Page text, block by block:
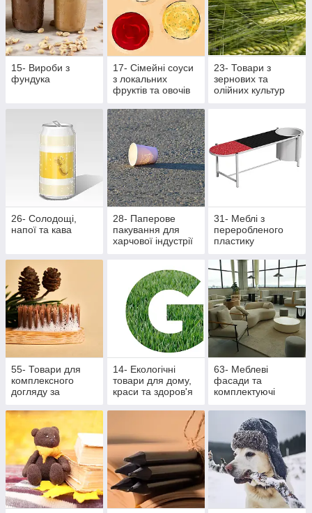
15- Вироби з
фундука
17- Сімейні соуси
з локальних
фруктів та овочів
23- Товари з
зернових та
олійних культур
26- Солодощі,
напої та кава
28- Паперове
пакування для
харчової індустрії
31- Меблі з
переробленого
пластику
55- Товари для
комплексного
догляду за
порожниною
14- Екологічні
товари для дому,
краси та здоров'я
63- Меблеві
фасади та
комплектуючі